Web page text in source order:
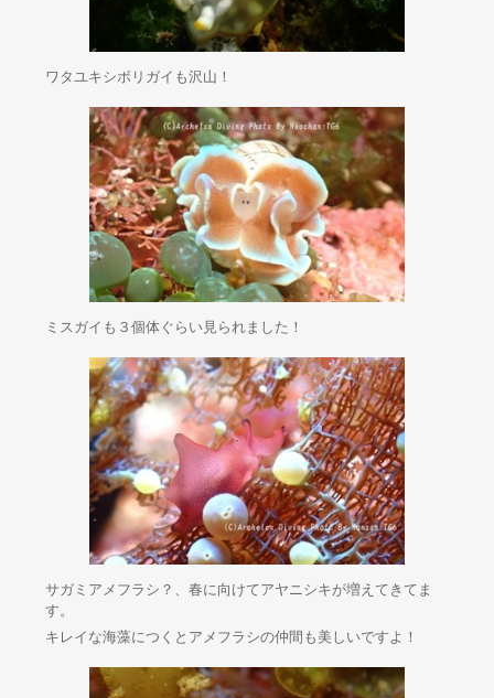
ワタユキシボリガイも沢山！
ミスガイも３個体ぐらい見られました！
サガミアメフラシ？、春に向けてアヤニシキが増えてきてま
す。
キレイな海藻につくとアメフラシの仲間も美しいですよ！